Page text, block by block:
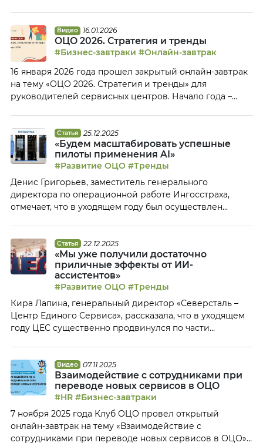
функционал по работе с ДЗ выводят в ОЦО и какие
службы занимаются этой работой. Определение
кредитных лимитов для клиентов и их контроль
Достаточно часто вопрос […]
Видео 16.01.2026
ОЦО 2026. Стратегия и тренды
#Бизнес-завтраки #Онлайн-завтрак
16 января 2026 года прошел закрытый онлайн-завтрак
на тему «ОЦО 2026. Стратегия и тренды» для
руководителей сервисных центров. Начало года –
центров на 2026 год, а также обсудить тренды
индустрии, которые являются значимыми по мнению
лидеров отрасли. На закрытом онлайн-завтраке
руководители […]
Статья 25.12.2025
«Будем масштабировать успешные
пилоты применения AI»
#Развитие ОЦО #Тренды
Денис Григорьев, заместитель генерального
директора по операционной работе Ингосстраха,
отмечает, что в уходящем году был осуществлен
использование технологий искусственного
интеллекта, в том числе для смежных операционных
задач и для операторов колл-центров. Основные
достижения ОЦО в 2025 году Осуществили полный
переход на электронное взаимодействие […]
Статья 22.12.2025
«Мы уже получили достаточно
приличные эффекты от ИИ-
ассистентов»
#Развитие ОЦО #Тренды
Кира Лапина, генеральный директор «Северсталь –
Центр Единого Сервиса», рассказала, что в уходящем
году ЦЕС существенно продвинулся по части
Центр планирует продолжать начатое, в том числе
нести клиентам инновации и развивать
интеллектуализацию всех процессов. Основные
достижения ОЦО 2025 года Наши главные итоги в […]
Видео 07.11.2025
Взаимодействие с сотрудниками при
переводе новых сервисов в ОЦО
#HR #Бизнес-завтраки
7 ноября 2025 года Клуб ОЦО провел открытый
онлайн-завтрак на тему «Взаимодействие с
сотрудниками при переводе новых сервисов в ОЦО».